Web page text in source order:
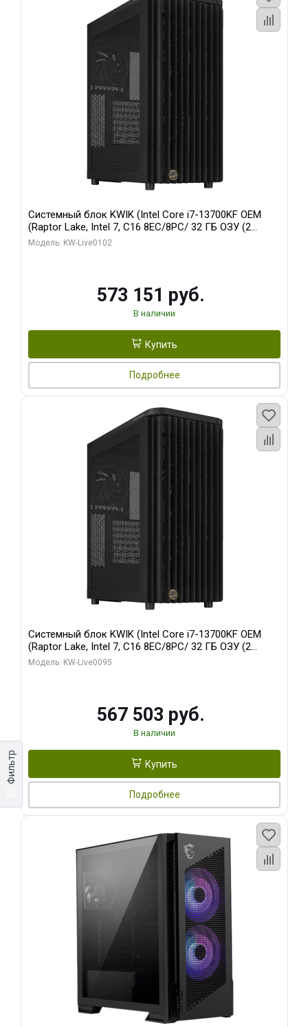
Фильтр
Системный блок KWIK (Intel Core i7-13700KF OEM
(Raptor Lake, Intel 7, C16 8EC/8PC/ 32 ГБ ОЗУ (2
модуля)/ Afox RTX4090 24GB GDDR6X 384-Bit 3xDP
Модель: KW-Live0102
573 151 руб.
В наличии
Купить
Подробнее
Системный блок KWIK (Intel Core i7-13700KF OEM
(Raptor Lake, Intel 7, C16 8EC/8PC/ 32 ГБ ОЗУ (2
модуля)/ Afox RTX4090 24GB GDDR6X 384-Bit 3xDP
Модель: KW-Live0095
567 503 руб.
В наличии
Купить
Подробнее